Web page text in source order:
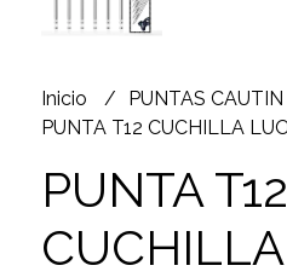
Inicio
PUNTAS CAUTIN
PUNTA T12 CUCHILLA
PUNTA T12